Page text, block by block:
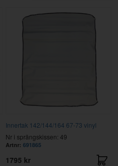
Innertak 142/144/164 67-73 vinyl
Nr i sprängskissen: 49
Artnr: 691865
1795 kr